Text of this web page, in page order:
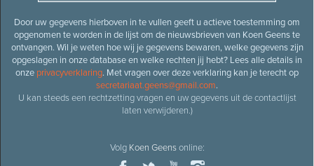
Door uw gegevens hierboven in te vullen geeft u actieve toestemming om
opgenomen te worden in de lijst om de nieuwsbrieven van Koen Geens te
ontvangen. Wil je weten hoe wij je gegevens bewaren, welke gegevens zijn
opgeslagen in onze database en welke rechten jij hebt? Lees alle details in
onze privacyverklaring. Met vragen over deze verklaring kan je terecht op
secretariaat.geens@gmail.com.
U kan steeds een rechtzetting vragen en uw gegevens uit de contactlijst
laten verwijderen.)
Volg Koen Geensonline: